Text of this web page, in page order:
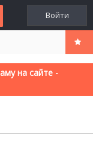
Войти
на сайте -